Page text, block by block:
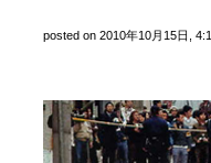
posted on 2010年10月15日,